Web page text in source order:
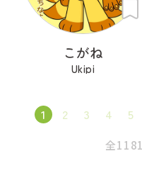
こがね
Ukipi
1 2 3 4 5
全